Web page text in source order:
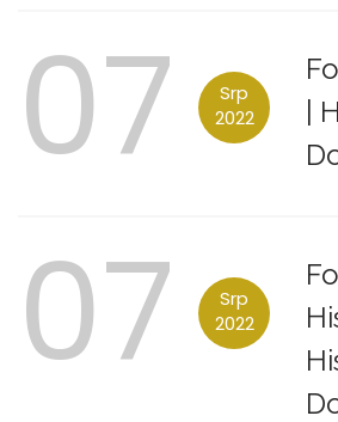
07
Srp
2022
07
Srp
2022